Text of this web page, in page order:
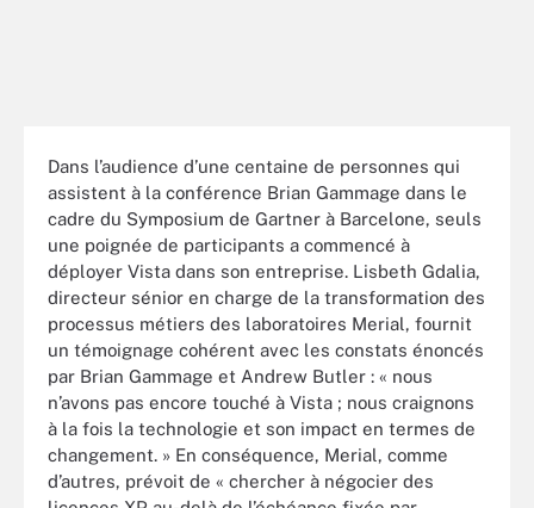
Dans l’audience d’une centaine de personnes qui
assistent à la conférence Brian Gammage dans le
cadre du Symposium de Gartner à Barcelone, seuls
une poignée de participants a commencé à
déployer Vista dans son entreprise. Lisbeth Gdalia,
directeur sénior en charge de la transformation des
processus métiers des laboratoires Merial, fournit
un témoignage cohérent avec les constats énoncés
par Brian Gammage et Andrew Butler : « nous
n’avons pas encore touché à Vista ; nous craignons
à la fois la technologie et son impact en termes de
changement. » En conséquence, Merial, comme
d’autres, prévoit de « chercher à négocier des